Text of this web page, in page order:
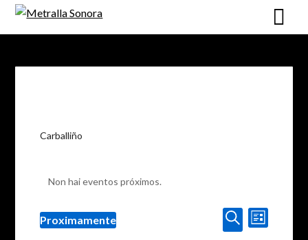
Skip
Carballiño
Non hai eventos próximos.
Navegación
Procurar
de
List
Proximamente